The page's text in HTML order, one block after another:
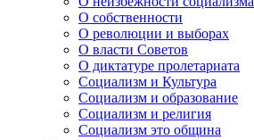
О собственности
О революции и выборах
О власти Советов
О диктатуре пролетариата
Социализм и Культура
Социализм и образование
Социализм и религия
Социализм это община